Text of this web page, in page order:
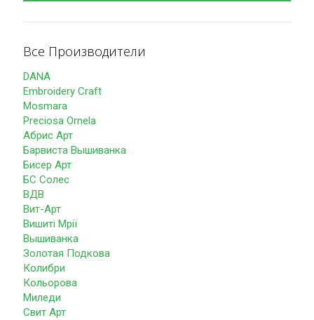
Все Производители
DANA
Embroidery Craft
Mosmara
Preciosa Ornela
Абрис Арт
Барвиста Вышиванка
Бисер Арт
БС Солес
ВДВ
Вит-Арт
Вишиті Мрії
Вышиванка
Золотая Подкова
Колибри
Кольорова
Миледи
Свит Арт